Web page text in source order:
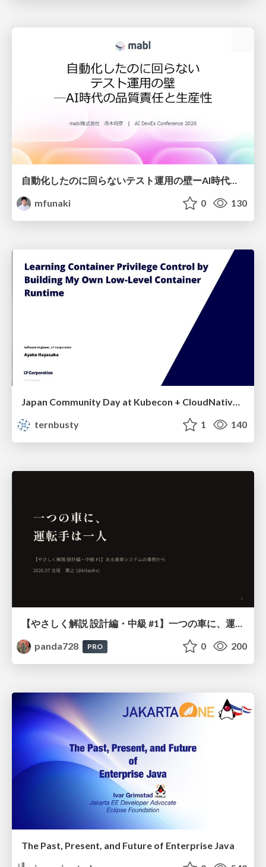
mfunaki
0 130
Japan Community Day at Kubecon + CloudNativeCon Japan 2026: Learning Container Privilege Control by Building My Own Low-Level Container Runtime
ternbusty
1 140
【やさしく解説 設計編・中級 #1】一つの車に、運転手は一人 ～ある倉庫システムの事例から～
panda728
PRO 0 200
The Past, Present, and Future of Enterprise Java